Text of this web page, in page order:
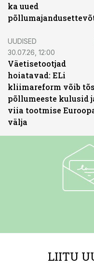
ka uued
UUDISED
30.07.26, 12:00
Väetisetootjad
hoiatavad: ELi
kliimareform võib
põllumeeste kulusid
viia tootmise
välja
LIITU